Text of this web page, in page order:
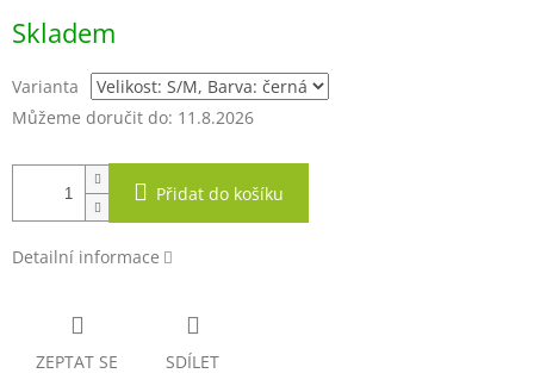
cena:
Skladem
Varianta
Můžeme doručit do: 11.8.2026
Přidat do košíku
Detailní informace
ZEPTAT SE SDÍLET